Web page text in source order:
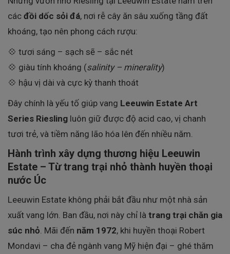
các đồi dốc sỏi đá, nơi rễ cây ăn sâu xuống tầng đất
khoáng, tạo nên phong cách rượu:
💠 tươi sáng – sạch sẽ – sắc nét
💠 giàu tính khoáng (salinity – minerality)
💠 hậu vị dài và cực kỳ thanh thoát
Đây chính là yếu tố giúp vang Leeuwin Estate Art
Series Riesling luôn giữ được độ acid cao, vị chanh
tươi trẻ, và tiềm năng lão hóa lên đến nhiều năm.
Hành trình xây dựng thương hiệu Leeuwin
Estate – Từ trang trại nhỏ thành huyền thoại
nước Úc
Leeuwin Estate không phải bắt đầu như một nhà sản
xuất vang lớn. Ban đầu, nơi này chỉ là trang trại chăn gia
súc nhỏ . Mãi đến năm 1972, khi huyền thoại Robert
Mondavi – cha đẻ ngành vang Mỹ hiện đại – ghé thăm